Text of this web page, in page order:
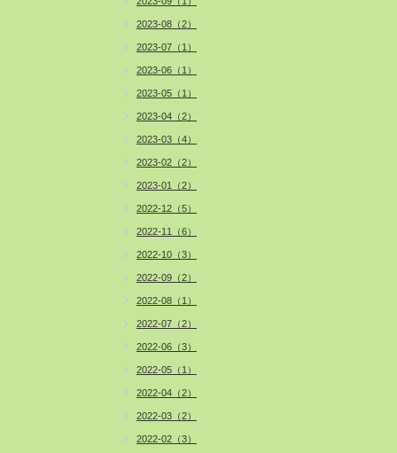
2023-08（2）
2023-07（1）
2023-06（1）
2023-05（1）
2023-04（2）
2023-03（4）
2023-02（2）
2023-01（2）
2022-12（5）
2022-11（6）
2022-10（3）
2022-09（2）
2022-08（1）
2022-07（2）
2022-06（3）
2022-05（1）
2022-04（2）
2022-03（2）
2022-02（3）